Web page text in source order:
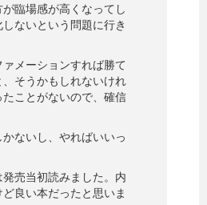
臨場感が高くなってし
ないという問題に行き
メーションすれば勝て
そうかもしれないけれ
たことがないので、確信
ないし、やればいいっ
売当初読みました。内
良い本だったと思いま